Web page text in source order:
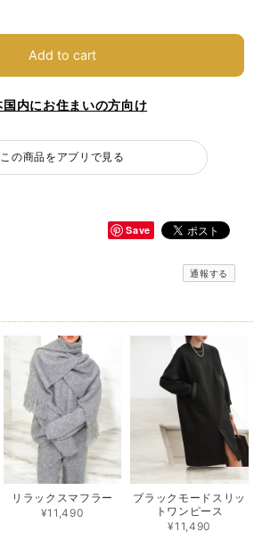
Add to cart
国内にお住まいの方向け
この商品をアプリで見る
Save
通報する
リラックスマフラー
¥11,490
ブラックモードスリッ
トワンピース
¥11,490